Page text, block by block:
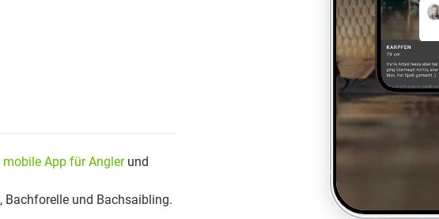
mobile App für Anglerund
Bachforelle und Bachsaibling.